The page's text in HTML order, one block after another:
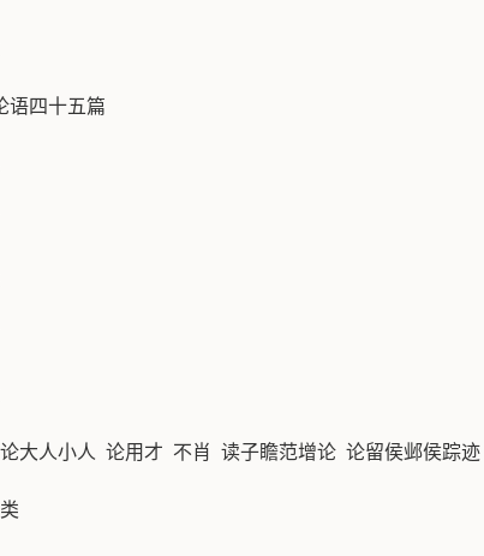
语四十五篇
大人小人 论用才 不肖 读子瞻范增论 论留侯邺侯踪